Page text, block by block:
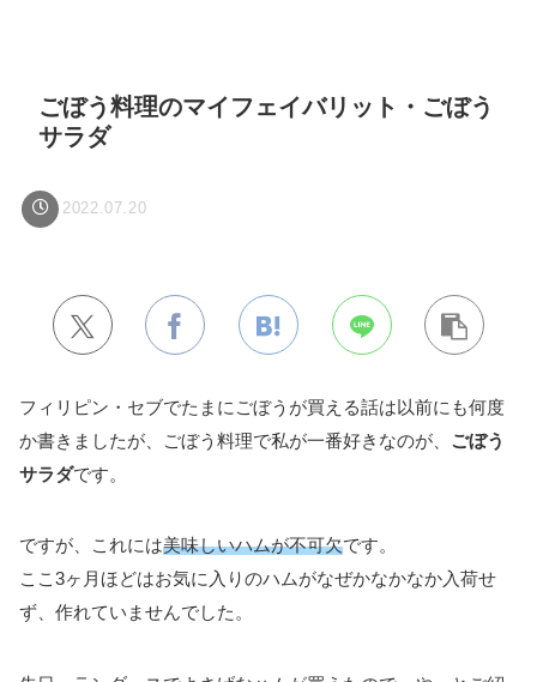
ごぼう料理のマイフェイバリット・ごぼう
サラダ
2022.07.20
フィリピン・セブでたまにごぼうが買える話は以前にも何度
か書きましたが、ごぼう料理で私が一番好きなのが、 ごぼう
サラダです。
ですが、これには美味しいハムが不可欠です。
ここ3ヶ月ほどはお気に入りのハムがなぜかなかなか入荷せ
ず、作れていませんでした。